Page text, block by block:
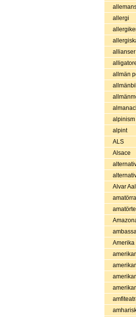
allergi
allianser
allmän
alpinism
alpint
ALS
Alsace
Alvar
Amerika